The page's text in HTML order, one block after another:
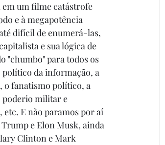
um filme catástrofe
e à megapotência
difícil de enumerá-las,
e sua lógica de
"chumbo" para todos os
da informação, a
o fanatismo político, a
poderio militar e
E não paramos por aí
e Elon Musk, ainda
Clinton e Mark